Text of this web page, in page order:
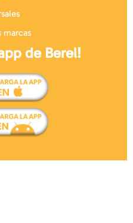
marcas
de Berel!